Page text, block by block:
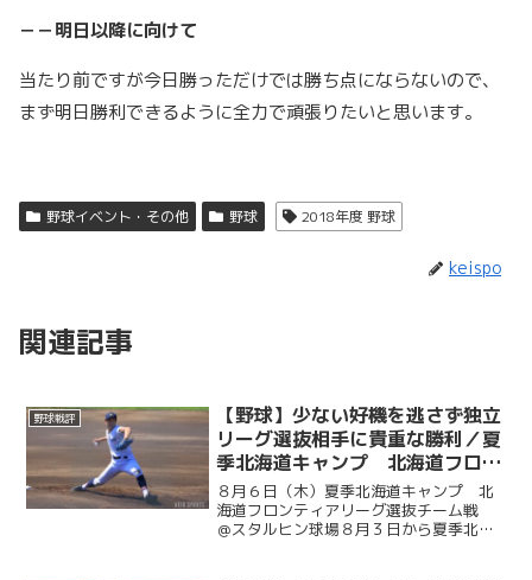
－－明日以降に向けて
当たり前ですが今日勝っただけでは勝ち点にならないので、
まず明日勝利できるように全力で頑張りたいと思います。
野球イベント・その他 野球 2018年度 野球
keispo
関連記事
野球戦評
【野球】少ない好機を逃さず独立
リーグ選抜相手に貴重な勝利／夏
季北海道キャンプ 北海道フロン
ティアリーグ選抜チーム戦 ＠ス
タルヒン球場
８月６日（木）夏季北海道キャンプ 北
海道フロンティアリーグ選抜チーム戦
＠スタルヒン球場８月３日から夏季北海